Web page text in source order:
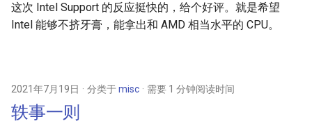
这次 Intel Support 的反应挺快的，给个好评。就是希望
Intel 能够不挤牙膏，能拿出和 AMD 相当水平的 CPU。
2021年7月19日 分类于misc 需要 1 分钟阅读时间
轶事一则